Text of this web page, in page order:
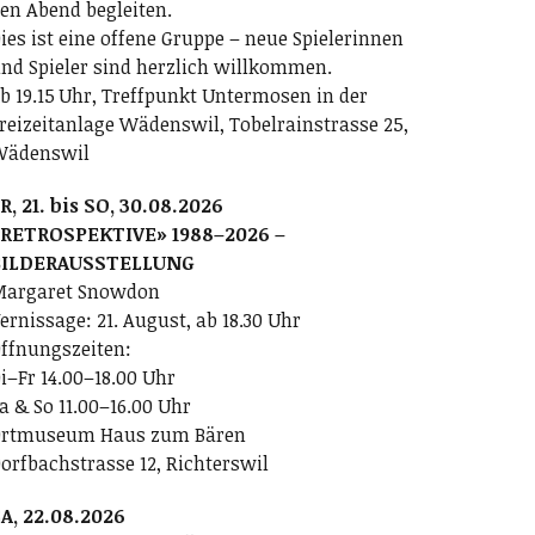
Abend begleiten.
ist eine offene Gruppe – neue Spielerinnen
Spieler sind herzlich willkommen.
19.15 Uhr, Treffpunkt Untermosen in der
Wädenswil, Tobelrainstrasse 25,
21. bis SO, 30.08.2026
1988–2026 –
Snowdon
21. August, ab 18.30 Uhr
14.00–18.00 Uhr
& So 11.00–16.00 Uhr
Haus zum Bären
12, Richterswil
22.08.2026